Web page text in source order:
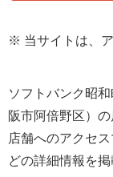
※ 当サイトは、
ソフトバンク昭
阪市阿倍野区）の
店舗へのアクセ
どの詳細情報を掲